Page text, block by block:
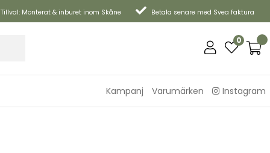
Tillval: Monterat & inburet inom Skåne Betala senare med Svea faktura
0
Kampanj Varumärken Instagram